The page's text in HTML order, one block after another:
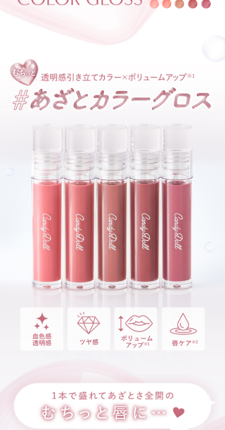
ハチミツのようなこってりテクスチャ―
※1 保湿効果による
※2 メイクアップ効果による